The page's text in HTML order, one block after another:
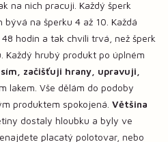
na nich pracuji. Každý šperk
na šperku 4 až 10. Každá
hodin a tak chvíli trvá, než šperk
Každý hrubý produkt po úplném
začišťuji hrany, upravuji,
lakem. Vše dělám do podoby
produktem spokojená. Většina
dostaly hloubku a byly ve
placatý polotovar, nebo